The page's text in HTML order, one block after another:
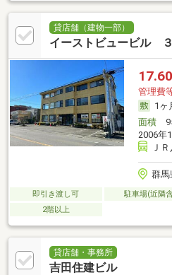
貸店舗（建物一部）
イーストビュービル
17.60
管理費
1ヶ
面積
2006年
Ｊ
群馬
即引き渡し可 駐車場(近隣
2階以上
貸店舗・事務所
吉田住建ビル